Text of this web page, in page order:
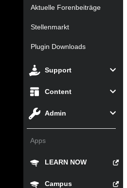
Aktuelle Forenbeiträge
Stellenmarkt
Plugin Downloads
Support
Content
Admin
Apps
LEARN NOW
Campus